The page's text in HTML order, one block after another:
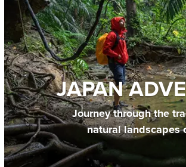
JAPAN
Journey through the
natural landscapes